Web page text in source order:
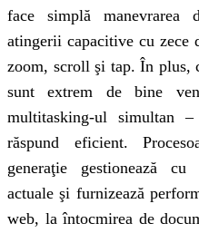
face simplă manevrarea
atingerii capacitive cu zece
zoom, scroll şi tap. În plus,
sunt extrem de bine
multitasking-ul simultan
răspund eficient.
generaţie gestionează
actuale şi furnizează
web, la întocmirea de